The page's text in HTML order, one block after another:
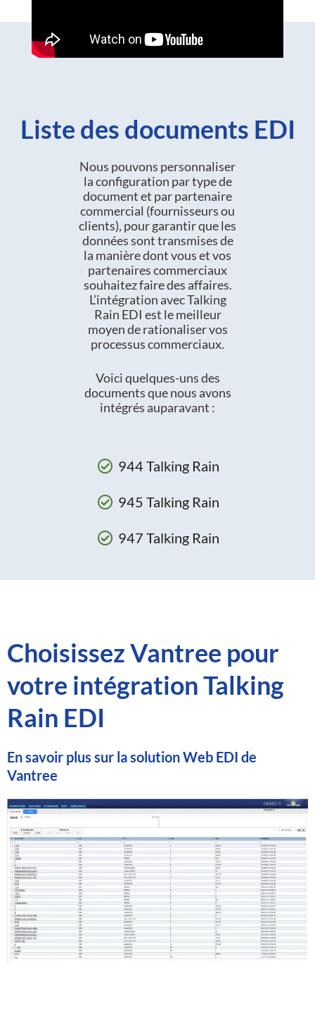
Liste des documents EDI
Nous pouvons personnaliser
la configuration par type de
document et par partenaire
commercial (fournisseurs ou
clients), pour garantir que les
données sont transmises de
la manière dont vous et vos
partenaires commerciaux
souhaitez faire des affaires.
L’intégration avec Talking
Rain EDI est le meilleur
moyen de rationaliser vos
processus commerciaux.
Voici quelques-uns des
documents que nous avons
intégrés auparavant :
944 Talking Rain
945 Talking Rain
947 Talking Rain
Choisissez Vantree pour
votre intégration Talking
Rain EDI
En savoir plus sur la solution Web EDI de
Vantree